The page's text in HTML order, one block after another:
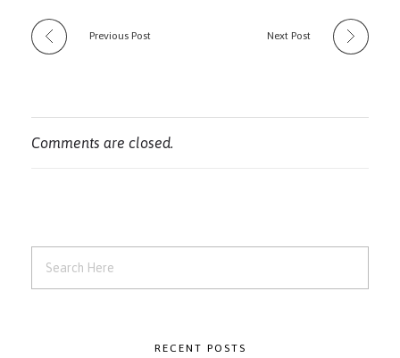
Previous Post Next Post
Comments are closed.
RECENT POSTS